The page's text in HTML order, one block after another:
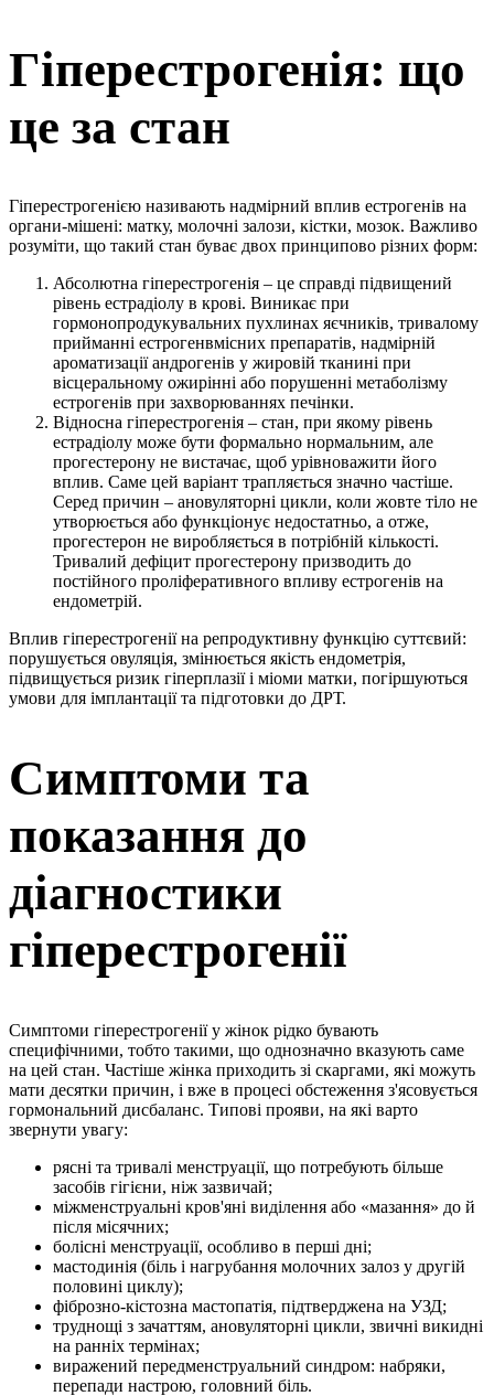
Гіперестрогенія: що
це за стан
Гіперестрогенією називають надмірний вплив естрогенів на
органи-мішені: матку, молочні залози, кістки, мозок. Важливо
розуміти, що такий стан буває двох принципово різних форм:
Абсолютна гіперестрогенія – це справді підвищений
рівень естрадіолу в крові. Виникає при
гормонопродукувальних пухлинах яєчників, тривалому
прийманні естрогенвмісних препаратів, надмірній
ароматизації андрогенів у жировій тканині при
вісцеральному ожирінні або порушенні метаболізму
естрогенів при захворюваннях печінки.
Відносна гіперестрогенія – стан, при якому рівень
естрадіолу може бути формально нормальним, але
прогестерону не вистачає, щоб урівноважити його
вплив. Саме цей варіант трапляється значно частіше.
Серед причин – ановуляторні цикли, коли жовте тіло не
утворюється або функціонує недостатньо, а отже,
прогестерон не виробляється в потрібній кількості.
Тривалий дефіцит прогестерону призводить до
постійного проліферативного впливу естрогенів на
ендометрій.
Вплив гіперестрогенії на репродуктивну функцію суттєвий:
порушується овуляція, змінюється якість ендометрія,
підвищується ризик гіперплазії і міоми матки, погіршуються
умови для імплантації та підготовки до ДРТ.
Симптоми та
показання до
діагностики
гіперестрогенії
Симптоми гіперестрогенії у жінок рідко бувають
специфічними, тобто такими, що однозначно вказують саме
на цей стан. Частіше жінка приходить зі скаргами, які можуть
мати десятки причин, і вже в процесі обстеження з'ясовується
гормональний дисбаланс. Типові прояви, на які варто
звернути увагу:
рясні та тривалі менструації, що потребують більше
засобів гігієни, ніж зазвичай;
міжменструальні кров'яні виділення або «мазання» до й
після місячних;
болісні менструації, особливо в перші дні;
мастодинія (біль і нагрубання молочних залоз у другій
половині циклу);
фіброзно-кістозна мастопатія, підтверджена на УЗД;
труднощі з зачаттям, ановуляторні цикли, звичні викидні
на ранніх термінах;
виражений передменструальний синдром: набряки,
перепади настрою, головний біль.